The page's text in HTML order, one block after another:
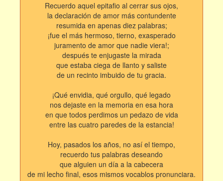
Recuerdo aquel epitafio al cerrar sus ojos,
la declaración de amor más contundente
resumida en apenas diez palabras;
¡fue el más hermoso, tierno, exasperado
juramento de amor que nadie viera!;
después te enjugaste la mirada
que estaba ciega de llanto y saliste
de un recinto imbuido de tu gracia.
¡Qué envidia, qué orgullo, qué legado
nos dejaste en la memoria en esa hora
en que todos perdimos un pedazo de vida
entre las cuatro paredes de la estancia!
Hoy, pasados los años, no así el tiempo,
recuerdo tus palabras deseando
que alguien un día a la cabecera
de mi lecho final, esos mismos vocablos pronunciara.